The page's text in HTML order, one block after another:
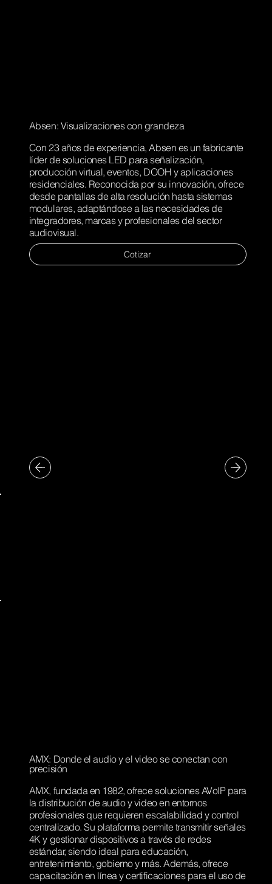
Absen: Visualizaciones con grandeza
Con 23 años de experiencia, Absen es un fabricante
líder de soluciones LED para señalización,
producción virtual, eventos, DOOH y aplicaciones
residenciales. Reconocida por su innovación, ofrece
desde pantallas de alta resolución hasta sistemas
modulares, adaptándose a las necesidades de
integradores, marcas y profesionales del sector
audiovisual.
Cotizar
AMX: Donde el audio y el video se conectan con
precisión
AMX, fundada en 1982, ofrece soluciones AVoIP para
la distribución de audio y video en entornos
profesionales que requieren escalabilidad y control
centralizado. Su plataforma permite transmitir señales
4K y gestionar dispositivos a través de redes
estándar, siendo ideal para educación,
entretenimiento, gobierno y más. Además, ofrece
capacitación en línea y certificaciones para el uso de